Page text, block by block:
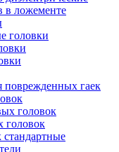
в ложементе
головки
поврежденных гаек
головок
головок